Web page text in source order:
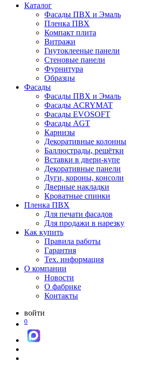
Каталог
Фасады ПВХ и Эмаль
Пленка ПВХ
Компакт плита
Витражи
Гнутоклееные панели
Стеновые панели
Фурнитура
Образцы
Фасады
Фасады ПВХ и Эмаль
Фасады ACRYMAT
Фасады EVOSOFT
Фасады AGT
Карнизы
Декоративные колонны
Баллюстрады, решётки
Вставки в двери-купе
Декоративные панели
Дуги, короны, консоли
Дверные накладки
Кроватные спинки
Пленка ПВХ
Для печати фасадов
Для продажи в нарезку
Как купить
Правила работы
Гарантия
Тех. информация
О компании
Новости
О фабрике
Контакты
войти
0